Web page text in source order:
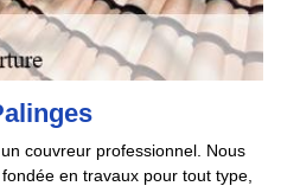
couvreur professionnel. Nous
en travaux pour tout type,